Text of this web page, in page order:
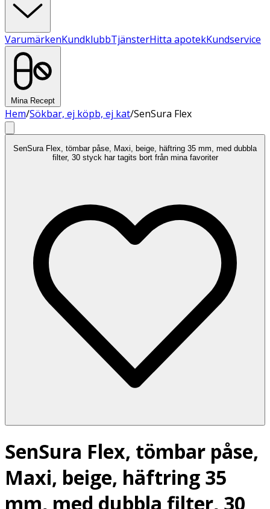
VarumärkenKundklubbTjänsterHitta apotekKundservice
Mina Recept
Hem/Sökbar, ej köpb, ej kat/SenSura Flex
SenSura Flex, tömbar påse, Maxi, beige, häftring 35 mm, med dubbla
filter, 30 styck har tagits bort från mina favoriter
SenSura Flex, tömbar påse,
Maxi, beige, häftring 35
mm, med dubbla filter, 30